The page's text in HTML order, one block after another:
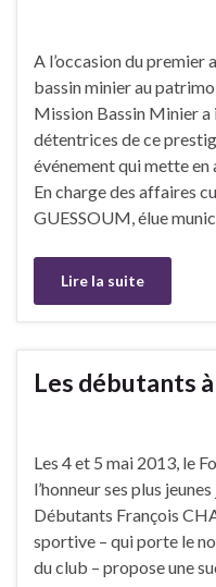
A l’occasion du premier
bassin minier au
Mission Bassin Minier a
détentrices de ce
événement qui mette
En charge des affaires
GUESSOUM, élue
Lire la suite
Les débutants
Les 4 et 5 mai 2013, le
l’honneur ses plus
Débutants François
sportive – qui porte le
du club – propose une